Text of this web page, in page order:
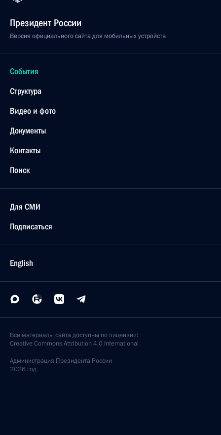
Президент России
Версия официального сайта для мобильных устройств
События
Структура
Видео и фото
Документы
Контакты
Поиск
Для СМИ
Подписаться
English
Все материалы сайта доступны по лицензии:
Creative Commons Attribution 4.0 International
Администрация Президента России
2026 год